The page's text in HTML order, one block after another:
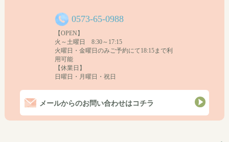
0573-65-0988
【OPEN】
火～土曜日 8:30～17:15
火曜日・金曜日のみご予約にて18:15まで利
用可能
【休業日】
日曜日・月曜日・祝日
メールからのお問い合わせはコチラ